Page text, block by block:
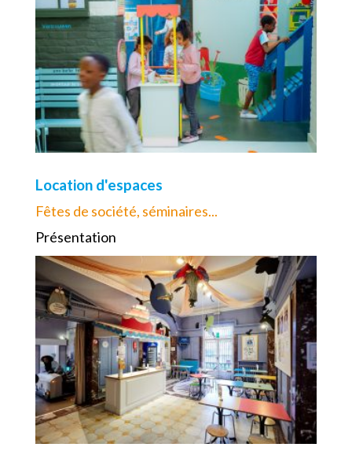
Location d'espaces
Fêtes de société, séminaires...
Présentation